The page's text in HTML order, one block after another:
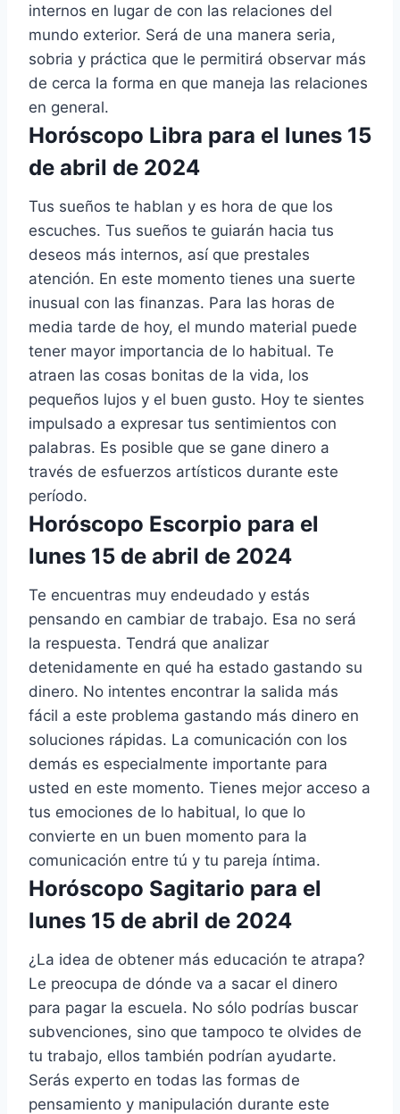
internos en lugar de con las relaciones del
mundo exterior. Será de una manera seria,
sobria y práctica que le permitirá observar más
de cerca la forma en que maneja las relaciones
en general.
Horóscopo Libra para el lunes 15
de abril de 2024
Tus sueños te hablan y es hora de que los
escuches. Tus sueños te guiarán hacia tus
deseos más internos, así que prestales
atención. En este momento tienes una suerte
inusual con las finanzas. Para las horas de
media tarde de hoy, el mundo material puede
tener mayor importancia de lo habitual. Te
atraen las cosas bonitas de la vida, los
pequeños lujos y el buen gusto. Hoy te sientes
impulsado a expresar tus sentimientos con
palabras. Es posible que se gane dinero a
través de esfuerzos artísticos durante este
período.
Horóscopo Escorpio para el
lunes 15 de abril de 2024
Te encuentras muy endeudado y estás
pensando en cambiar de trabajo. Esa no será
la respuesta. Tendrá que analizar
detenidamente en qué ha estado gastando su
dinero. No intentes encontrar la salida más
fácil a este problema gastando más dinero en
soluciones rápidas. La comunicación con los
demás es especialmente importante para
usted en este momento. Tienes mejor acceso a
tus emociones de lo habitual, lo que lo
convierte en un buen momento para la
comunicación entre tú y tu pareja íntima.
Horóscopo Sagitario para el
lunes 15 de abril de 2024
¿La idea de obtener más educación te atrapa?
Le preocupa de dónde va a sacar el dinero
para pagar la escuela. No sólo podrías buscar
subvenciones, sino que tampoco te olvides de
tu trabajo, ellos también podrían ayudarte.
Serás experto en todas las formas de
pensamiento y manipulación durante este